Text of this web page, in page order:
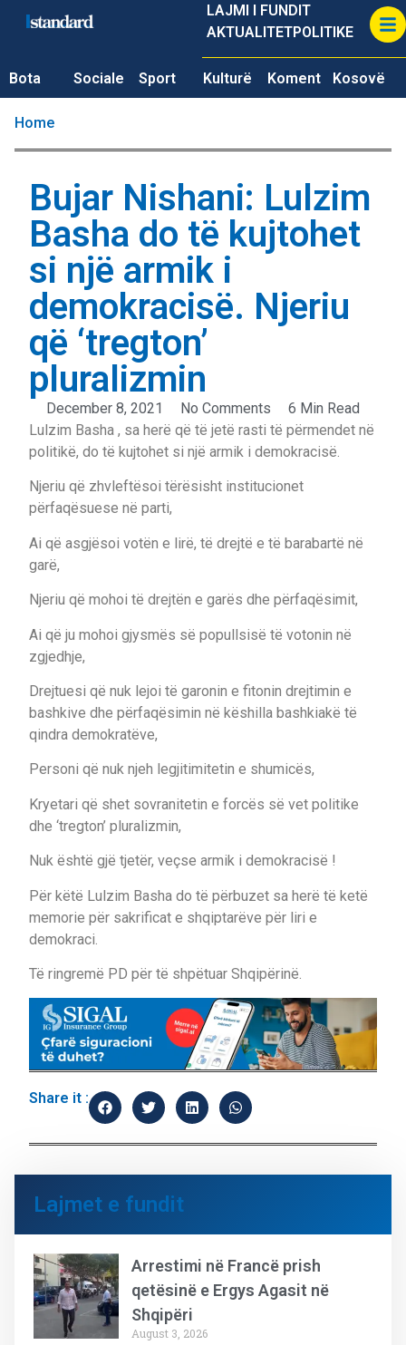
LAJMI I FUNDIT
AKTUALITETPOLITIKE
Bota Sociale Sport Kulturë Koment Kosovë
Home
Bujar Nishani: Lulzim
Basha do të kujtohet
si një armik i
demokracisë. Njeriu
që ‘tregton’
pluralizmin
December 8, 2021 No Comments
6 Min Read
Lulzim Basha , sa herë që të jetë rasti të përmendet në
politikë, do të kujtohet si një armik i demokracisë.
Njeriu që zhvleftësoi tërësisht institucionet
përfaqësuese në parti,
Ai që asgjësoi votën e lirë, të drejtë e të barabartë në
garë,
Njeriu që mohoi të drejtën e garës dhe përfaqësimit,
Ai që ju mohoi gjysmës së popullsisë të votonin në
zgjedhje,
Drejtuesi që nuk lejoi të garonin e fitonin drejtimin e
bashkive dhe përfaqësimin në këshilla bashkiakë të
qindra demokratëve,
Personi që nuk njeh legjitimitetin e shumicës,
Kryetari që shet sovranitetin e forcës së vet politike
dhe ‘tregton’ pluralizmin,
Nuk është gjë tjetër, veçse armik i demokracisë !
Për këtë Lulzim Basha do të përbuzet sa herë të ketë
memorie për sakrificat e shqiptarëve për liri e
demokraci.
Të ringremë PD për të shpëtuar Shqipërinë.
Share it :
Lajmet e fundit
Arrestimi në Francë prish
qetësinë e Ergys Agasit në
Shqipëri
August 3, 2026